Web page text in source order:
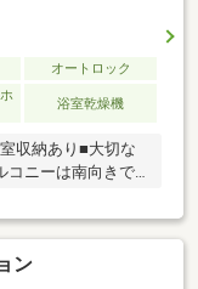
オートロック
浴室乾燥機
収納あり■大切な
コニーは南向きで
ができます
ン